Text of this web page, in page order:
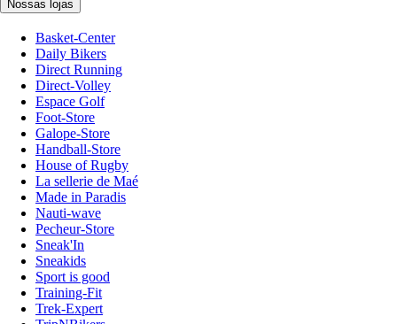
Nossas lojas
Basket-Center
Daily Bikers
Direct Running
Direct-Volley
Espace Golf
Foot-Store
Galope-Store
Handball-Store
House of Rugby
La sellerie de Maé
Made in Paradis
Nauti-wave
Pecheur-Store
Sneak'In
Sneakids
Sport is good
Training-Fit
Trek-Expert